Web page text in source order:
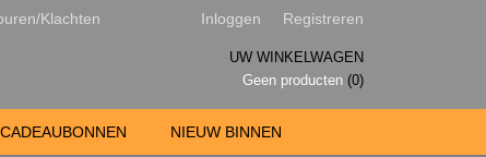
Klachten Inloggen Registreren
UW WINKELWAGEN
Geen producten (0)
CADEAUBONNEN NIEUW BINNEN